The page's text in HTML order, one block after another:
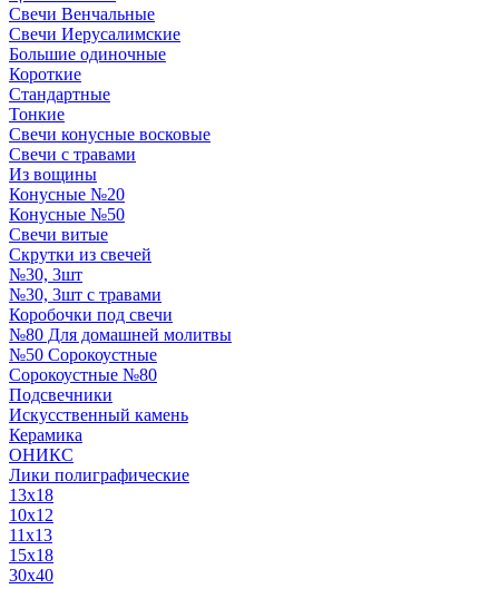
Свечи Венчальные
Свечи Иерусалимские
Большие одиночные
Короткие
Стандартные
Тонкие
Свечи конусные восковые
Свечи с травами
Из вощины
Конусные №20
Конусные №50
Свечи витые
Скрутки из свечей
№30, 3шт
№30, 3шт с травами
Коробочки под свечи
№80 Для домашней молитвы
№50 Сорокоустные
Сорокоустные №80
Подсвечники
Искусственный камень
Керамика
ОНИКС
Лики полиграфические
13x18
10x12
11х13
15х18
30x40